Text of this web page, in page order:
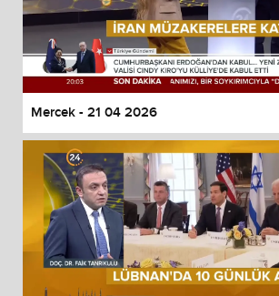
Mercek - 21 04 2026